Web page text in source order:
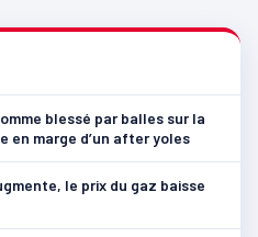
blessé par balles sur la
en marge d’un after yoles
le prix du gaz baisse